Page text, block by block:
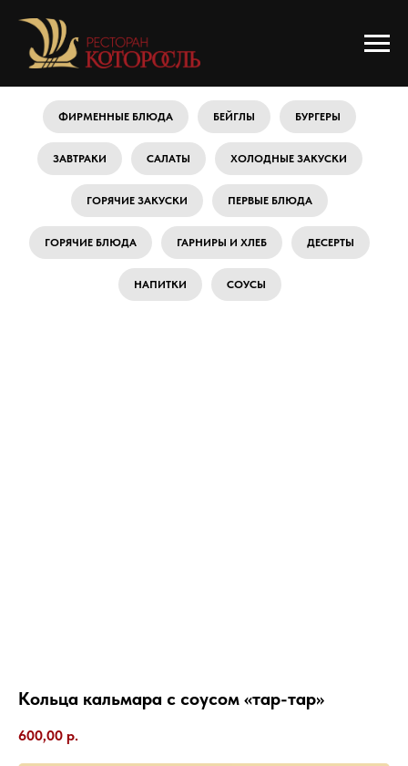
ФИРМЕННЫЕ БЛЮДА БЕЙГЛЫ БУРГЕРЫ
ЗАВТРАКИ САЛАТЫ ХОЛОДНЫЕ ЗАКУСКИ
ГОРЯЧИЕ ЗАКУСКИ ПЕРВЫЕ БЛЮДА
ГОРЯЧИЕ БЛЮДА ГАРНИРЫ И ХЛЕБ ДЕСЕРТЫ
НАПИТКИ СОУСЫ
Кольца кальмара с соусом «тар-тар»
600,00 р.